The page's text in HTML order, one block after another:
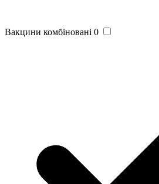
Вакцини комбіновані 0